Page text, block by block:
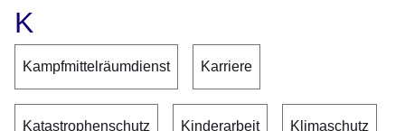
K
Kampfmittelräumdienst Karriere
Katastrophenschutz Kinderarbeit Klimaschutz